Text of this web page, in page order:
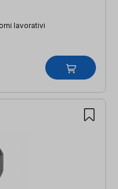
lavorativi